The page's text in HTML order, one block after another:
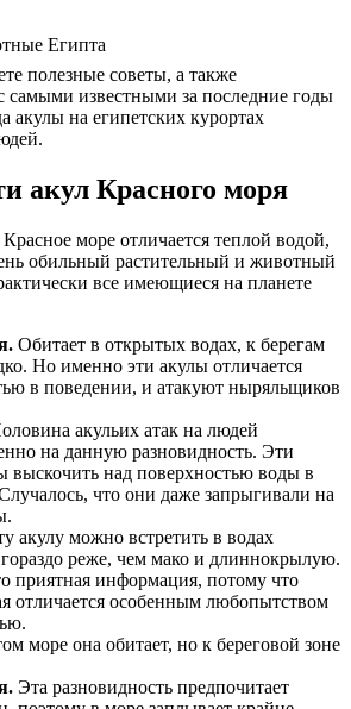
Египта
полезные советы, а также
самыми известными за последние годы
акулы на египетских курортах
акул Красного моря
море отличается теплой водой,
обильный растительный и животный
все имеющиеся на планете
Обитает в открытых водах, к берегам
Но именно эти акулы отличается
в поведении, и атакуют ныряльщиков
акульих атак на людей
на данную разновидность. Эти
выскочить над поверхностью воды в
что они даже запрыгивали на
акулу можно встретить в водах
реже, чем мако и длиннокрылую.
приятная информация, потому что
отличается особенным любопытством
море она обитает, но к береговой зоне
Эта разновидность предпочитает